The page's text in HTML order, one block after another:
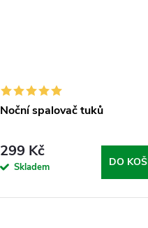
Noční spalovač tuků
299 Kč
Skladem DO